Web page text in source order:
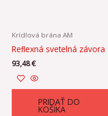
Krídlová brána AM
Reﬂexná svetelná závora
93,48€
PRIDAŤ DO
KOŠÍKA